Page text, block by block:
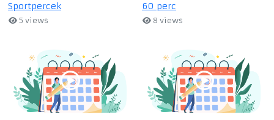
Sportpercek
5 views
60 perc
8 views